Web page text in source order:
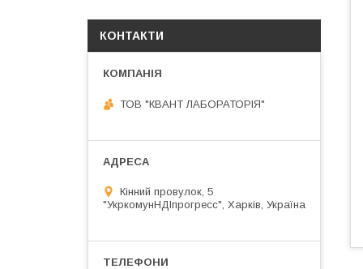
КОНТАКТИ
ТОВ "КВАНТ ЛАБОРАТОРІЯ"
Кінний провулок, 5
"УкркомунНДІпрогресс", Харків, Україна